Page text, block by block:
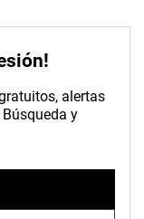
alertas
y